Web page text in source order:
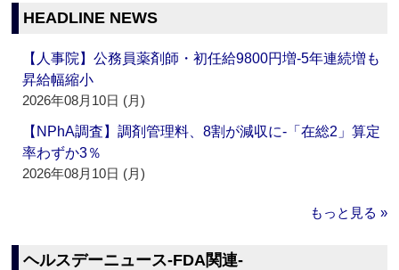
HEADLINE NEWS
【人事院】公務員薬剤師・初任給9800円増‐5年連続増も
昇給幅縮小
2026年08月10日 (月)
【NPhA調査】調剤管理料、8割が減収に‐「在総2」算定
率わずか3％
2026年08月10日 (月)
もっと見る »
ヘルスデーニュース‐FDA関連‐